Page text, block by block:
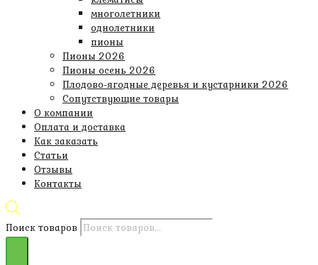
многолетники
однолетники
пионы
Пионы 2026
Пионы осень 2026
Плодово-ягодные деревья и кустарники 2026
Сопутствующие товары
О компании
Оплата и доставка
Как заказать
Статьи
Отзывы
Контакты
Поиск товаров